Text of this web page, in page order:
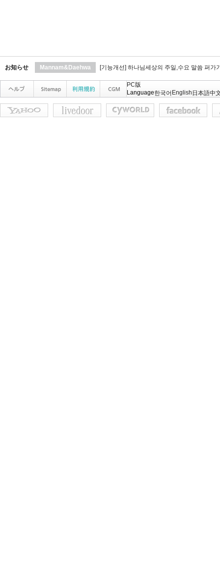
お知らせ Mannam&Daehwa [기능개선] 하나님세상의 주일,수요 말씀 퍼가
PC版
Language한국어 English 日本語中